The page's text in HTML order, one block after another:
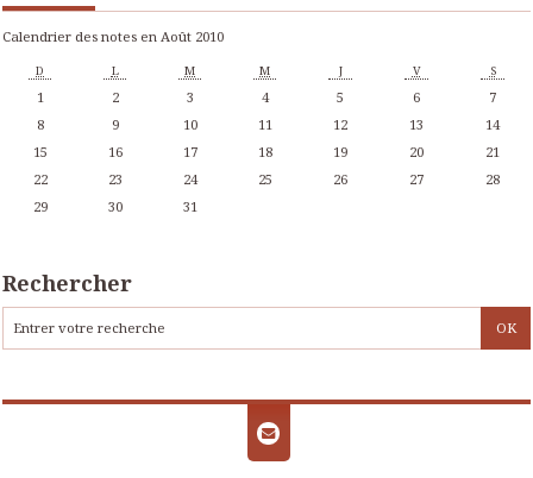
Calendrier des notes en Août 2010
D L M M J V S
1 2 3 4 5 6
7
8
9 10 11 12 13
14
15
16 17 18 19 20
21
22
23 24 25 26 27
28
29
30 31
Rechercher